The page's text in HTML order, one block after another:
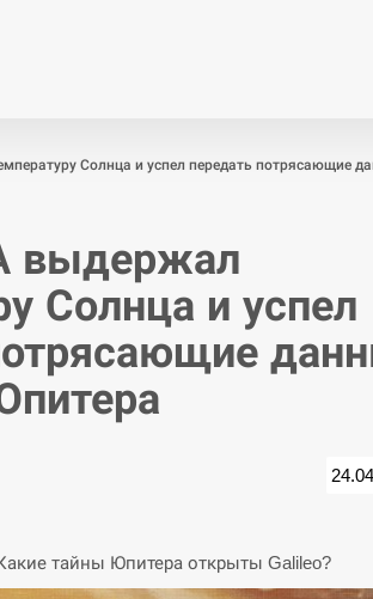
Солнца и успел передать потрясающие
выдержал
Солнца и успел
тайны Юпитера открыты Galileo?